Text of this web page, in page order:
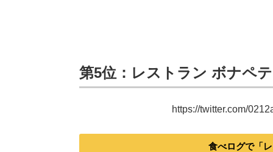
第5位：レストラン ボナペ
https://twitter.com/
食べログで「